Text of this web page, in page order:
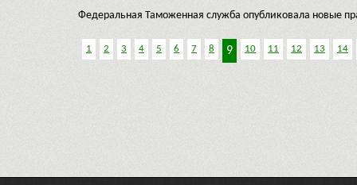
Федеральная Таможенная служба опубликовала новые
1 2 3 4 5 6 7 8 9 10 11 12 13 14